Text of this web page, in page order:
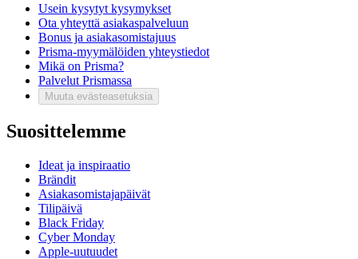
Usein kysytyt kysymykset
Ota yhteyttä asiakaspalveluun
Bonus ja asiakasomistajuus
Prisma-myymälöiden yhteystiedot
Mikä on Prisma?
Palvelut Prismassa
Muuta evästeasetuksia
Suosittelemme
Ideat ja inspiraatio
Brändit
Asiakasomistajapäivät
Tilipäivä
Black Friday
Cyber Monday
Apple-uutuudet